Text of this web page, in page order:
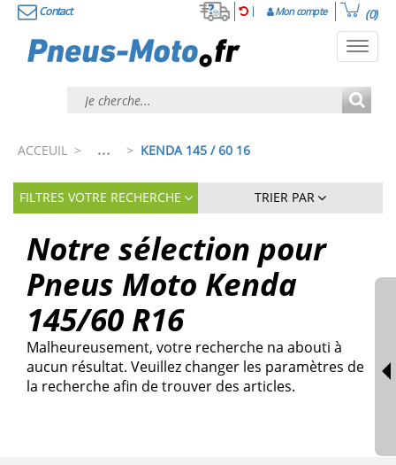
Contact Mon compte (0)
ACCEUIL > ... > KENDA 145 / 60 16
FILTRES VOTRE RECHERCHE TRIER PAR
Notre sélection pour
Pneus Moto Kenda
145/60 R16
Malheureusement, votre recherche na abouti à
aucun résultat. Veuillez changer les paramètres de
la recherche afin de trouver des articles.